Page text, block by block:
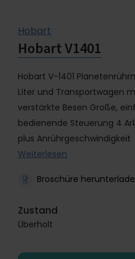
Hobart
Hobart V1401
Hobart V-1401
Liter und Transportwagen
verstärkte Besen Große,
bedienende Steuerung 4
plus Anrührgeschwindigkeit
Weiterlesen
Broschüre
Zustand
Überholt